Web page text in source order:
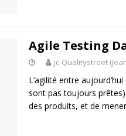
Agile Testing
jc-Qualitystreet
L’agilité entre
sont pas toujours
des produits, et de